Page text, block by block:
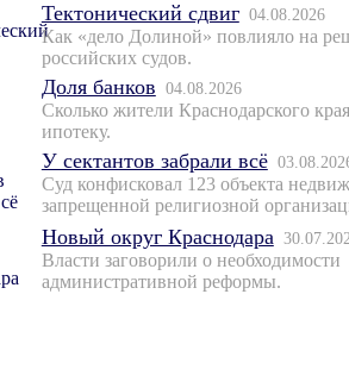
Тектонический сдвиг 04.08.2026
Как «дело Долиной» повлияло на
российских судов.
Доля банков 04.08.2026
Сколько жители Краснодарского
ипотеку.
У сектантов забрали всё
Суд конфисковал 123 объекта
запрещенной религиозной
Новый округ Краснодара
Власти заговорили о необходимости
административной реформы.